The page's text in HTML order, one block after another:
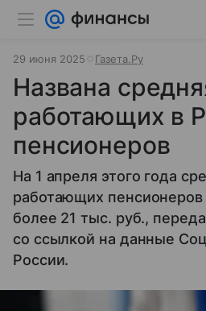
29 июня 2025 Газета.Ру
Названа
работающих в
пенсионеров
На 1 апреля этого года
работающих
более 21 тыс. руб.,
со ссылкой на данные
России.